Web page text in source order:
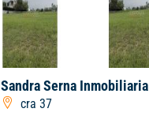
Sandra Serna Inmobiliaria
cra 37